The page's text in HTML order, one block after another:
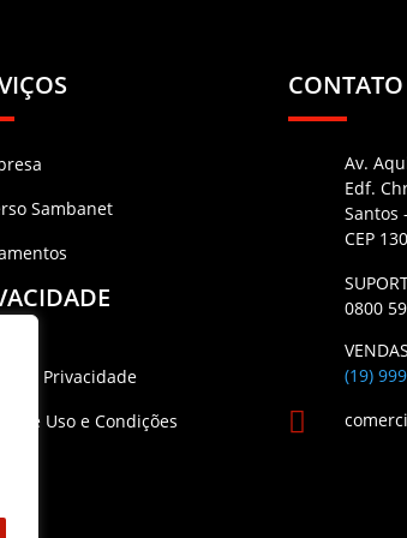
Sambanet
de Privacidade
de Uso e Condições
CONTATO
Av.
Edf.
Santos
CEP
0800
(19)
